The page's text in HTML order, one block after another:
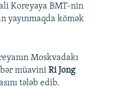
Koreyaya BMT-nin
yayınmaqda kömək
Moskvadakı
müavini Ri Jong
tələb edib.